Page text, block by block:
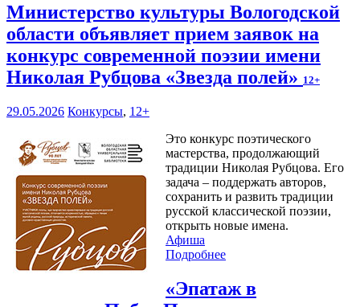
Министерство культуры Вологодской
области объявляет прием заявок на
конкурс современной поэзии имени
Николая Рубцова «Звезда полей» 12+
29.05.2026 Конкурсы, 12+
Это конкурс поэтического
мастерства, продолжающий
традиции Николая Рубцова. Его
задача – поддержать авторов,
сохранить и развить традиции
русской классической поэзии,
открыть новые имена.
Афиша
Подробнее
«Эпатаж в